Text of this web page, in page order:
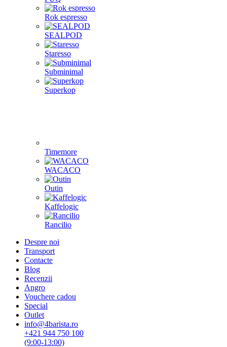
Rok espresso
SEALPOD
Staresso
Subminimal
Superkop
Timemore
WACACO
Outin
Kaffelogic
Rancilio
Despre noi
Transport
Contacte
Blog
Recenzii
Angro
Vouchere cadou
Special
Outlet
info@4barista.ro
+421 944 750 100
(9:00-13:00)